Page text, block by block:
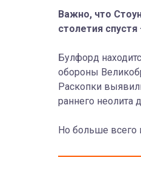
Важно, что
столетия
Булфорд
обороны
Раскопки
раннего неолита
Но больше всего